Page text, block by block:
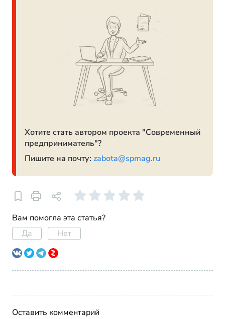
Хотите стать автором проекта "Современный
предприниматель"?
Пишите на почту: zabota@spmag.ru
Вам помогла эта статья?
Да
Нет
Оставить комментарий